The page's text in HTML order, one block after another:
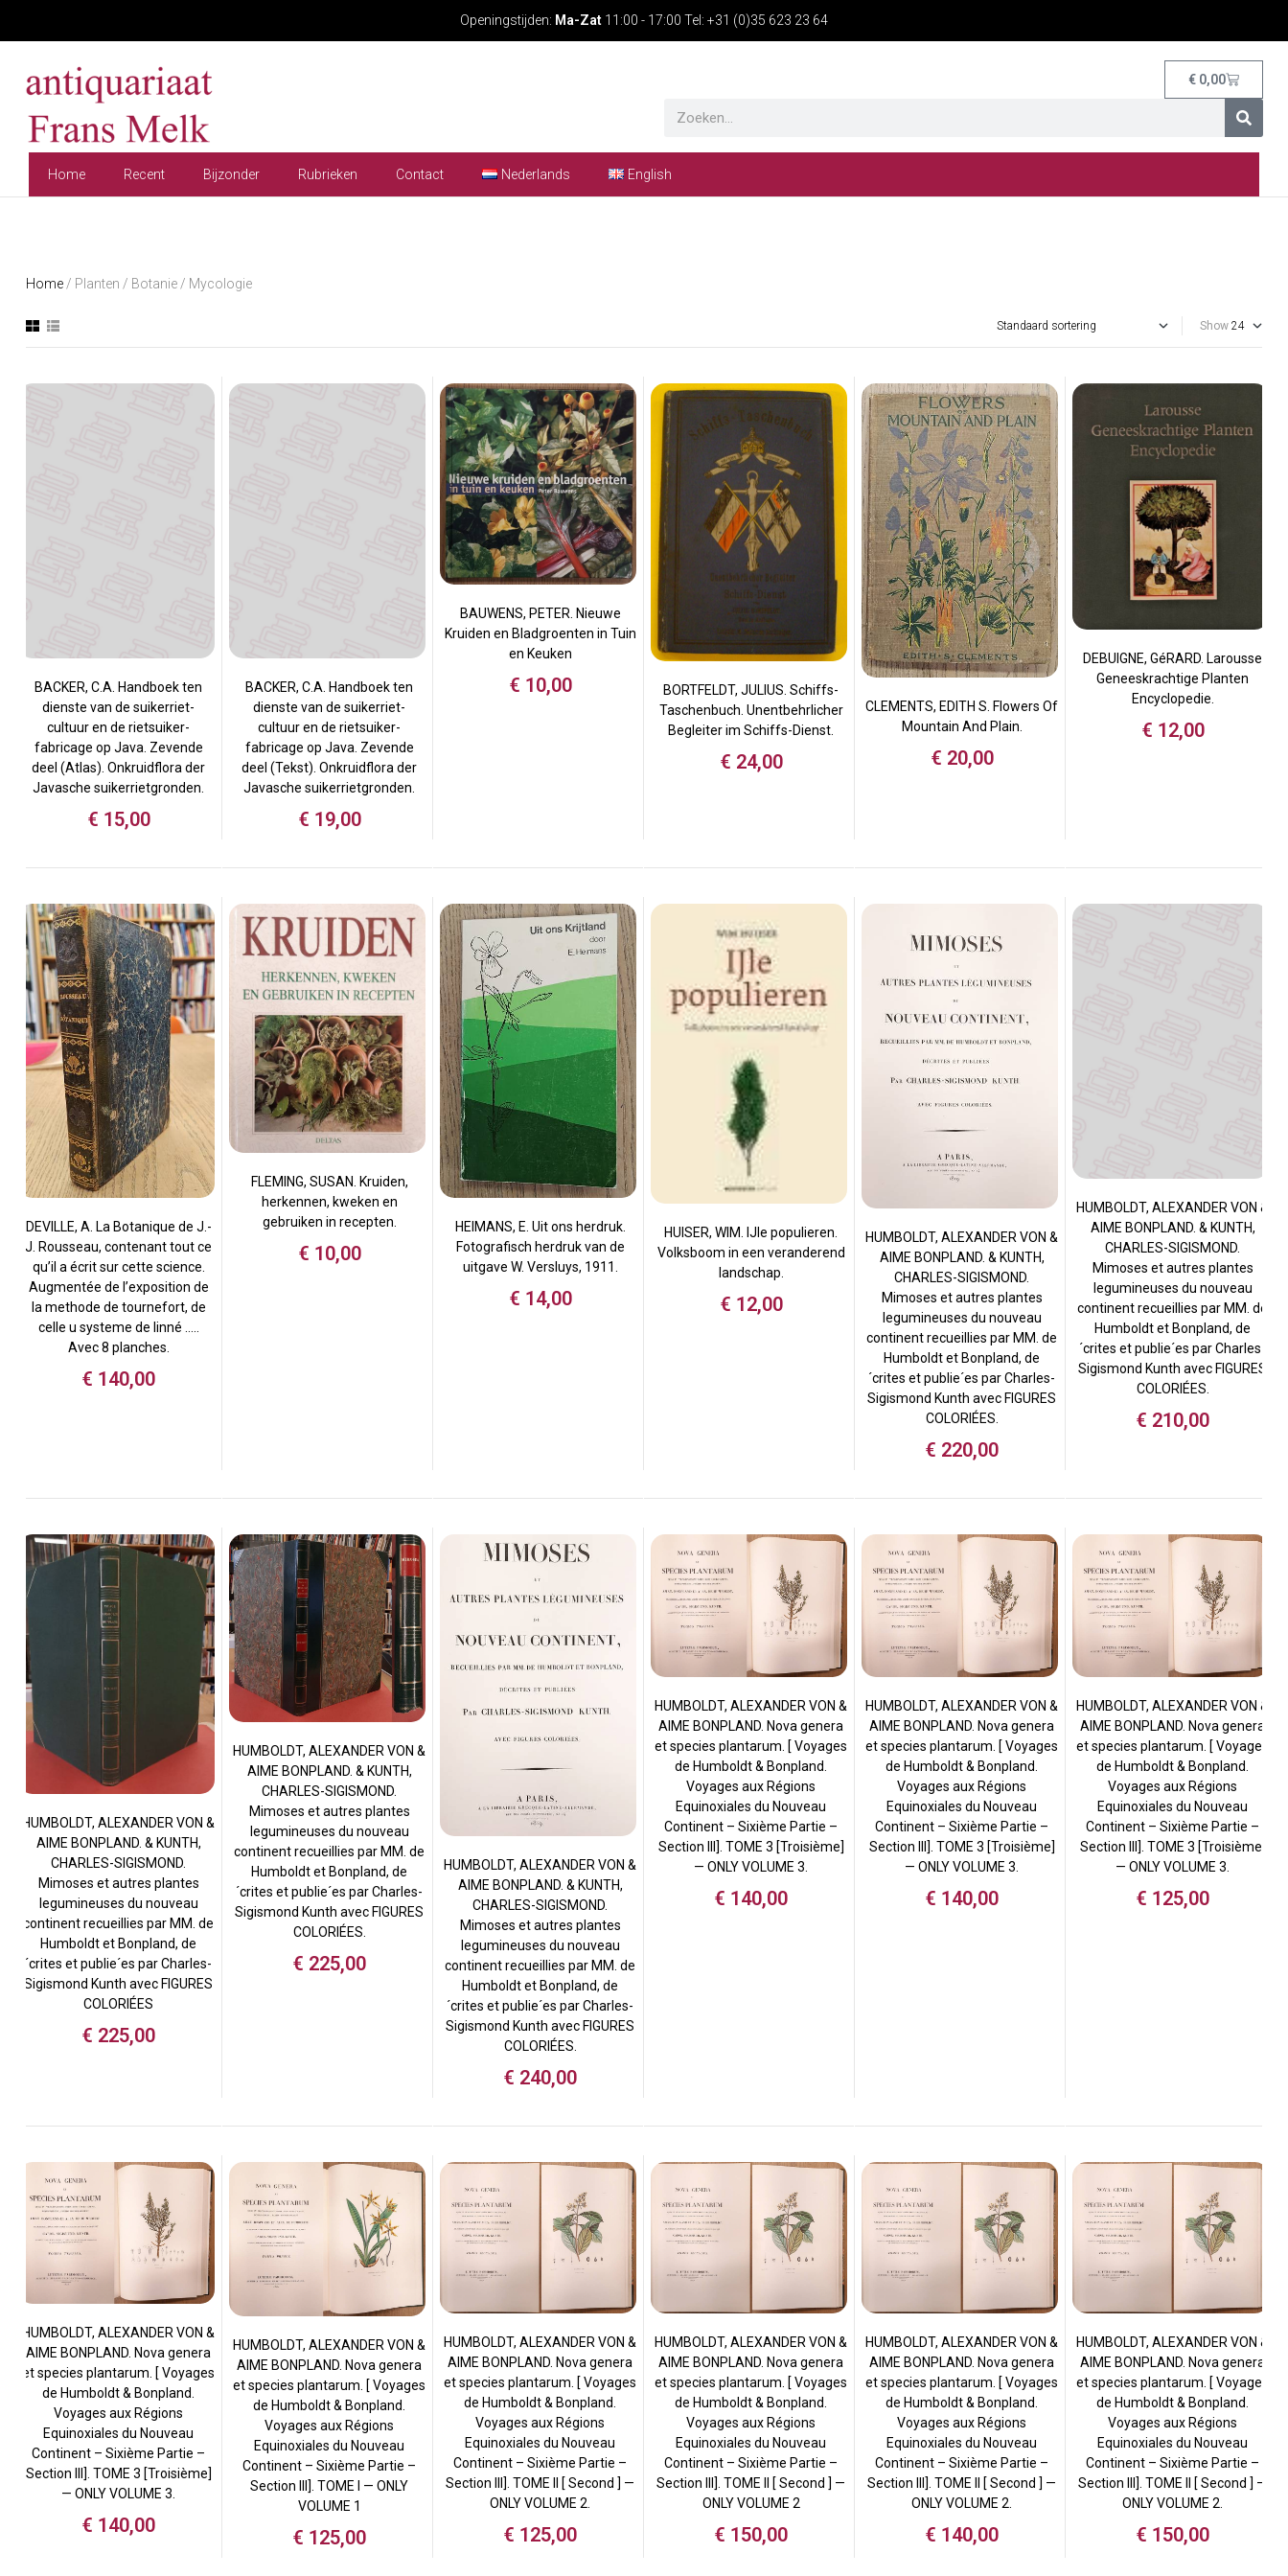
Openingstijden: Ma-Zat 11:00 - 17:00 Tel: +31 (0)35 623 23 64
€ 0,00
Home Recent Bijzonder Rubrieken Contact Nederlands English
Home / Planten / Botanie / Mycologie
Show
BACKER, C.A. Handboek ten
dienste van de suikerriet-
cultuur en de rietsuiker-
fabricage op Java. Zevende
deel (Atlas). Onkruidflora der
Javasche suikerrietgronden.
€ 15,00
BACKER, C.A. Handboek ten
dienste van de suikerriet-
cultuur en de rietsuiker-
fabricage op Java. Zevende
deel (Tekst). Onkruidflora der
Javasche suikerrietgronden.
€ 19,00
BAUWENS, PETER. Nieuwe
Kruiden en Bladgroenten in Tuin
en Keuken
€ 10,00
BORTFELDT, JULIUS. Schiffs-
Taschenbuch. Unentbehrlicher
Begleiter im Schiffs-Dienst.
€ 24,00
CLEMENTS, EDITH S. Flowers Of
Mountain And Plain.
€ 20,00
DEBUIGNE, GéRARD. Larousse
Geneeskrachtige Planten
Encyclopedie.
€ 12,00
DEVILLE, A. La Botanique de J.-
J. Rousseau, contenant tout ce
qu’il a écrit sur cette science.
Augmentée de l’exposition de
la methode de tournefort, de
celle u systeme de linné …..
Avec 8 planches.
€ 140,00
FLEMING, SUSAN. Kruiden,
herkennen, kweken en
gebruiken in recepten.
€ 10,00
HEIMANS, E. Uit ons herdruk.
Fotografisch herdruk van de
uitgave W. Versluys, 1911.
€ 14,00
HUISER, WIM. IJle populieren.
Volksboom in een veranderend
landschap.
€ 12,00
HUMBOLDT, ALEXANDER VON &
AIME BONPLAND. & KUNTH,
CHARLES-SIGISMOND.
Mimoses et autres plantes
legumineuses du nouveau
continent recueillies par MM. de
Humboldt et Bonpland, de
´crites et publie´es par Charles-
Sigismond Kunth avec FIGURES
COLORIÉES.
€ 220,00
HUMBOLDT, ALEXANDER VON &
AIME BONPLAND. & KUNTH,
CHARLES-SIGISMOND.
Mimoses et autres plantes
legumineuses du nouveau
continent recueillies par MM. de
Humboldt et Bonpland, de
´crites et publie´es par Charles-
Sigismond Kunth avec FIGURES
COLORIÉES.
€ 210,00
HUMBOLDT, ALEXANDER VON &
AIME BONPLAND. & KUNTH,
CHARLES-SIGISMOND.
Mimoses et autres plantes
legumineuses du nouveau
continent recueillies par MM. de
Humboldt et Bonpland, de
´crites et publie´es par Charles-
Sigismond Kunth avec FIGURES
COLORIÉES
€ 225,00
HUMBOLDT, ALEXANDER VON &
AIME BONPLAND. & KUNTH,
CHARLES-SIGISMOND.
Mimoses et autres plantes
legumineuses du nouveau
continent recueillies par MM. de
Humboldt et Bonpland, de
´crites et publie´es par Charles-
Sigismond Kunth avec FIGURES
COLORIÉES.
€ 225,00
HUMBOLDT, ALEXANDER VON &
AIME BONPLAND. & KUNTH,
CHARLES-SIGISMOND.
Mimoses et autres plantes
legumineuses du nouveau
continent recueillies par MM. de
Humboldt et Bonpland, de
´crites et publie´es par Charles-
Sigismond Kunth avec FIGURES
COLORIÉES.
€ 240,00
HUMBOLDT, ALEXANDER VON &
AIME BONPLAND. Nova genera
et species plantarum. [ Voyages
de Humboldt & Bonpland.
Voyages aux Régions
Equinoxiales du Nouveau
Continent – Sixième Partie –
Section III]. TOME 3 [Troisième]
— ONLY VOLUME 3.
€ 140,00
HUMBOLDT, ALEXANDER VON &
AIME BONPLAND. Nova genera
et species plantarum. [ Voyages
de Humboldt & Bonpland.
Voyages aux Régions
Equinoxiales du Nouveau
Continent – Sixième Partie –
Section III]. TOME 3 [Troisième]
— ONLY VOLUME 3.
€ 140,00
HUMBOLDT, ALEXANDER VON &
AIME BONPLAND. Nova genera
et species plantarum. [ Voyages
de Humboldt & Bonpland.
Voyages aux Régions
Equinoxiales du Nouveau
Continent – Sixième Partie –
Section III]. TOME 3 [Troisième]
— ONLY VOLUME 3.
€ 125,00
HUMBOLDT, ALEXANDER VON &
AIME BONPLAND. Nova genera
et species plantarum. [ Voyages
de Humboldt & Bonpland.
Voyages aux Régions
Equinoxiales du Nouveau
Continent – Sixième Partie –
Section III]. TOME 3 [Troisième]
— ONLY VOLUME 3.
€ 140,00
HUMBOLDT, ALEXANDER VON &
AIME BONPLAND. Nova genera
et species plantarum. [ Voyages
de Humboldt & Bonpland.
Voyages aux Régions
Equinoxiales du Nouveau
Continent – Sixième Partie –
Section III]. TOME I — ONLY
VOLUME 1
€ 125,00
HUMBOLDT, ALEXANDER VON &
AIME BONPLAND. Nova genera
et species plantarum. [ Voyages
de Humboldt & Bonpland.
Voyages aux Régions
Equinoxiales du Nouveau
Continent – Sixième Partie –
Section III]. TOME II [ Second ] —
ONLY VOLUME 2.
€ 125,00
HUMBOLDT, ALEXANDER VON &
AIME BONPLAND. Nova genera
et species plantarum. [ Voyages
de Humboldt & Bonpland.
Voyages aux Régions
Equinoxiales du Nouveau
Continent – Sixième Partie –
Section III]. TOME II [ Second ] —
ONLY VOLUME 2
€ 150,00
HUMBOLDT, ALEXANDER VON &
AIME BONPLAND. Nova genera
et species plantarum. [ Voyages
de Humboldt & Bonpland.
Voyages aux Régions
Equinoxiales du Nouveau
Continent – Sixième Partie –
Section III]. TOME II [ Second ] —
ONLY VOLUME 2.
€ 140,00
HUMBOLDT, ALEXANDER VON &
AIME BONPLAND. Nova genera
et species plantarum. [ Voyages
de Humboldt & Bonpland.
Voyages aux Régions
Equinoxiales du Nouveau
Continent – Sixième Partie –
Section III]. TOME II [ Second ] —
ONLY VOLUME 2.
€ 150,00